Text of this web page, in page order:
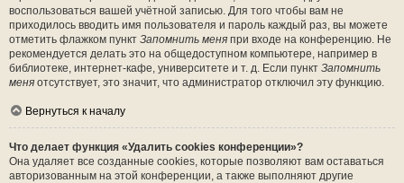
воспользоваться вашей учётной записью. Для того чтобы вам не
приходилось вводить имя пользователя и пароль каждый раз, вы можете
отметить флажком пункт Запомнить меня при входе на конференцию. Не
рекомендуется делать это на общедоступном компьютере, например в
библиотеке, интернет-кафе, университете и т. д. Если пункт Запомнить
меня отсутствует, это значит, что администратор отключил эту функцию.
Вернуться к началу
Что делает функция «Удалить cookies конференции»?
Она удаляет все созданные cookies, которые позволяют вам оставаться
авторизованным на этой конференции, а также выполняют другие